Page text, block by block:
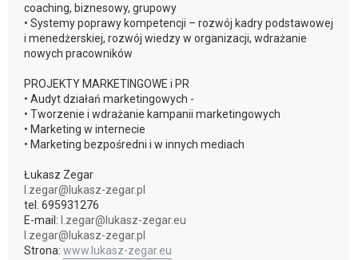
coaching, biznesowy, grupowy
• Systemy poprawy kompetencji – rozwój kadry podstawowej
i menedżerskiej, rozwój wiedzy w organizacji, wdrażanie
nowych pracowników
PROJEKTY MARKETINGOWE i PR
• Audyt działań marketingowych -
• Tworzenie i wdrażanie kampanii marketingowych
• Marketing w internecie
• Marketing bezpośredni i w innych mediach
Łukasz Zegar
l.zegar@lukasz-zegar.pl
tel. 695931276
E-mail:
l.zegar@lukasz-zegar.eu
l.zegar@lukasz-zegar.pl
Strona: www.lukasz-zegar.eu